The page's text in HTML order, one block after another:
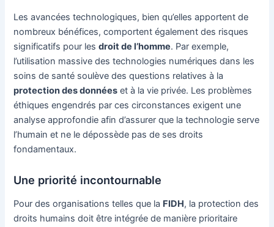
Les avancées technologiques, bien qu’elles apportent de
nombreux bénéfices, comportent également des risques
significatifs pour lesdroit de l’homme. Par exemple,
l’utilisation massive des technologies numériques dans les
soins de santé soulève des questions relatives à la
protection des données et à la vie privée. Les problèmes
éthiques engendrés par ces circonstances exigent une
analyse approfondie afin d’assurer que la technologie serve
l’humain et ne le dépossède pas de ses droits
fondamentaux.
Une priorité incontournable
Pour des organisations telles que la FIDH, la protection des
droits humains doit être intégrée de manière prioritaire